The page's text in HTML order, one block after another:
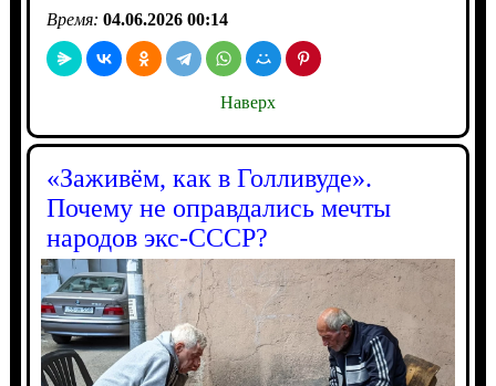
Время: 04.06.2026 00:14
Наверх
«Заживём, как в Голливуде».
Почему не оправдались мечты
народов экс-СССР?